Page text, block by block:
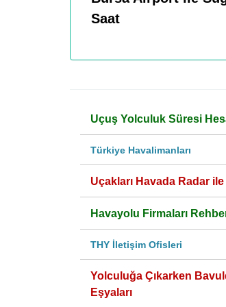
Saat
Uçuş Yolculuk Süresi
Türkiye Havalimanları
Uçakları Havada Radar
Havayolu Firmaları
THY İletişim Ofisleri
Yolculuğa Çıkarken
Eşyaları